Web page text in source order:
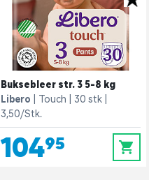
Buksebleer str. 3 5-8 kg
Libero
Touch
30 stk
3,50/Stk.
104,95 0